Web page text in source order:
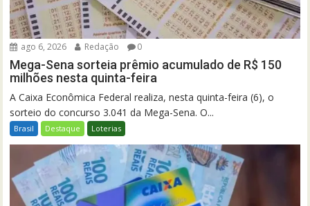
ago 6, 2026 Redação 0
Mega-Sena sorteia prêmio acumulado de R$ 150
milhões nesta quinta-feira
A Caixa Econômica Federal realiza, nesta quinta-feira (6), o
sorteio do concurso 3.041 da Mega-Sena. O...
Brasil Destaque Loterias